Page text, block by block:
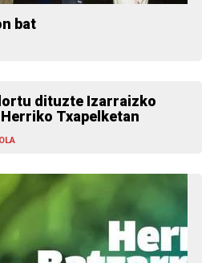
bat
dituzte Izarraizko
Txapelketan